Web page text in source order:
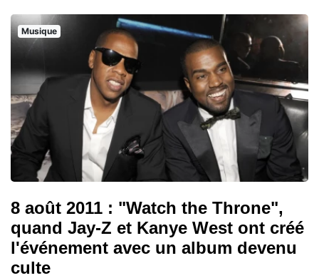
Musique
8 août 2011 : "Watch the Throne",
quand Jay-Z et Kanye West ont créé
l'événement avec un album devenu
culte